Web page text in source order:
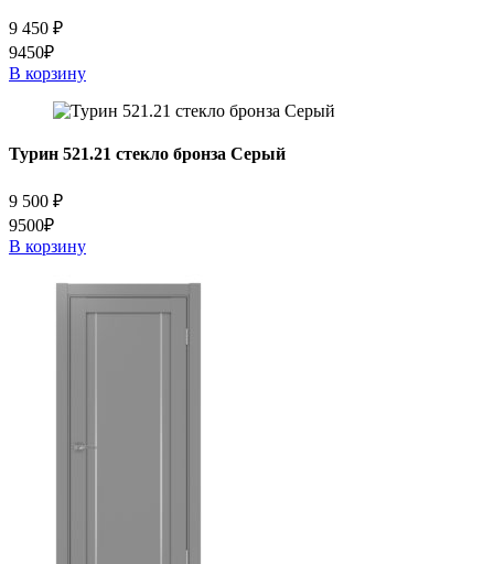
9 450 ₽
9450₽
В корзину
Турин 521.21 стекло бронза Серый
9 500 ₽
9500₽
В корзину